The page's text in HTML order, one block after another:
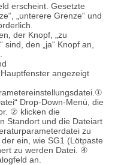
erscheint. Gesetzte
„unterere Grenze“ und
der Knopf, „zu
den „ja“ Knopf an,
angezeigt
Drop-Down-Menü, die
② klicken die
Standort und die Dateiart
zu
ein, wie SG1 (Lötpaste
zu werden Datei. ④
an.